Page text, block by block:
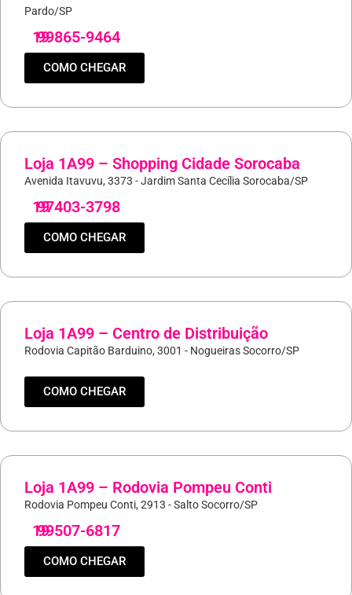
Pardo/SP
19
99865-9464
COMO CHEGAR
Loja 1A99 – Shopping Cidade Sorocaba
Avenida Itavuvu, 3373 - Jardim Santa Cecília Sorocaba/SP
19
97403-3798
COMO CHEGAR
Loja 1A99 – Centro de Distribuição
Rodovia Capitão Barduino, 3001 - Nogueiras Socorro/SP
COMO CHEGAR
Loja 1A99 – Rodovia Pompeu Conti
Rodovia Pompeu Conti, 2913 - Salto Socorro/SP
19
99507-6817
COMO CHEGAR